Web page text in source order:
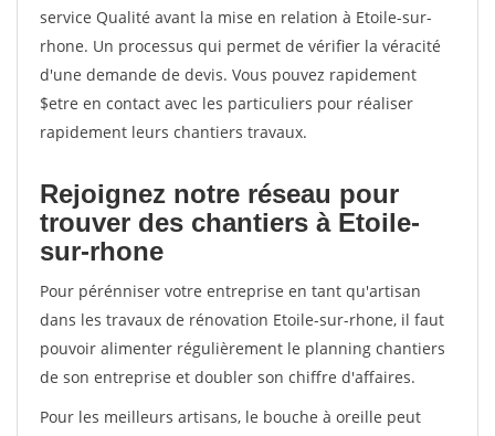
service Qualité avant la mise en relation à Etoile-sur-
rhone. Un processus qui permet de vérifier la véracité
d'une demande de devis. Vous pouvez rapidement
$etre en contact avec les particuliers pour réaliser
rapidement leurs chantiers travaux.
Rejoignez notre réseau pour
trouver des chantiers à Etoile-
sur-rhone
Pour pérénniser votre entreprise en tant qu'artisan
dans les travaux de rénovation Etoile-sur-rhone, il faut
pouvoir alimenter régulièrement le planning chantiers
de son entreprise et doubler son chiffre d'affaires.
Pour les meilleurs artisans, le bouche à oreille peut